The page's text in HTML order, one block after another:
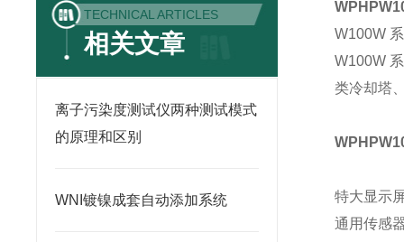
TECHNICAL ARTICLES
相关文章
离子污染度测试仪两种测试模式
的原理和区别
WNI镀镍成套自动添加系统
W100W
W100W
类冷却塔
特大显示
通用传感